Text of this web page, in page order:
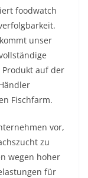
foodwatch
unser
Produkt auf der
Fischfarm.
vor,
zu
wegen hoher
für